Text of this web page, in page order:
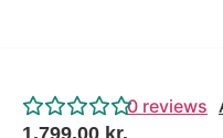
0 reviews
1.799,00 kr.